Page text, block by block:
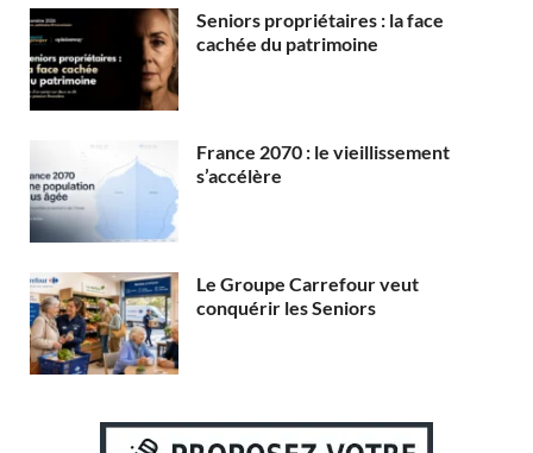
Seniors propriétaires : la face
cachée du patrimoine
France 2070 : le vieillissement
s’accélère
Le Groupe Carrefour veut
conquérir les Seniors